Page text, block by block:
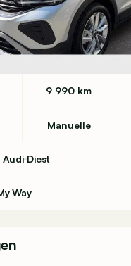
9 990 km
Manuelle
Audi Diest
Way